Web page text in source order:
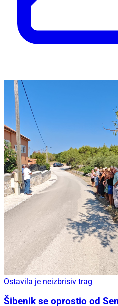
Ostavila je neizbrisiv trag
Šibenik se oprostio od